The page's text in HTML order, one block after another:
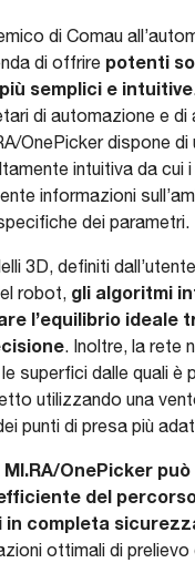
di Comau
di offrire potenti
semplici e intuitive
di automazione e di
OnePicker dispone
intuitiva da cui
informazioni
dei parametri.
3D, definiti
robot, gli algoritmi
l’equilibrio ideale
. Inoltre, la rete
superfici dalle quali è
utilizzando una
punti di presa più
MI.RA/OnePicker
del
in completa
ottimali di prelievo